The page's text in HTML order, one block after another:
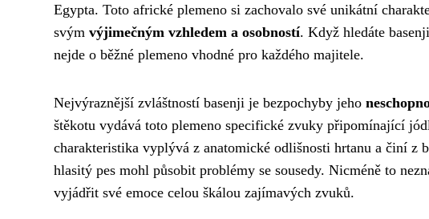
Egypta. Toto africké plemeno si zachovalo své unikátní
svým výjimečným vzhledem a osobností. Když hledáte
nejde o běžné plemeno vhodné pro každého majitele.
Nejvýraznější zvláštností basenji je bezpochyby jeho
štěkotu vydává toto plemeno specifické zvuky připomínající
charakteristika vyplývá z anatomické odlišnosti hrtanu a činí z
hlasitý pes mohl působit problémy se sousedy. Nicméně to
vyjádřit své emoce celou škálou zajímavých zvuků.